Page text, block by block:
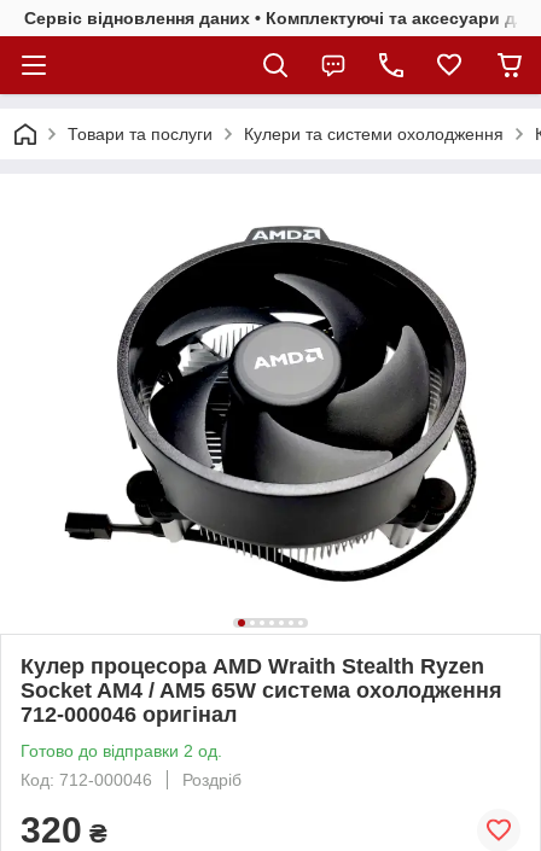
Сервіс відновлення даних • Комплектуючі та аксесуари
Товари та послуги Кулери та системи охолодження
Кулер процесора AMD Wraith Stealth Ryzen
Socket AM4 / AM5 65W система охолодження
712-000046 оригінал
Готово до відправки 2 од.
Код: 712-000046
Роздріб
320 ₴